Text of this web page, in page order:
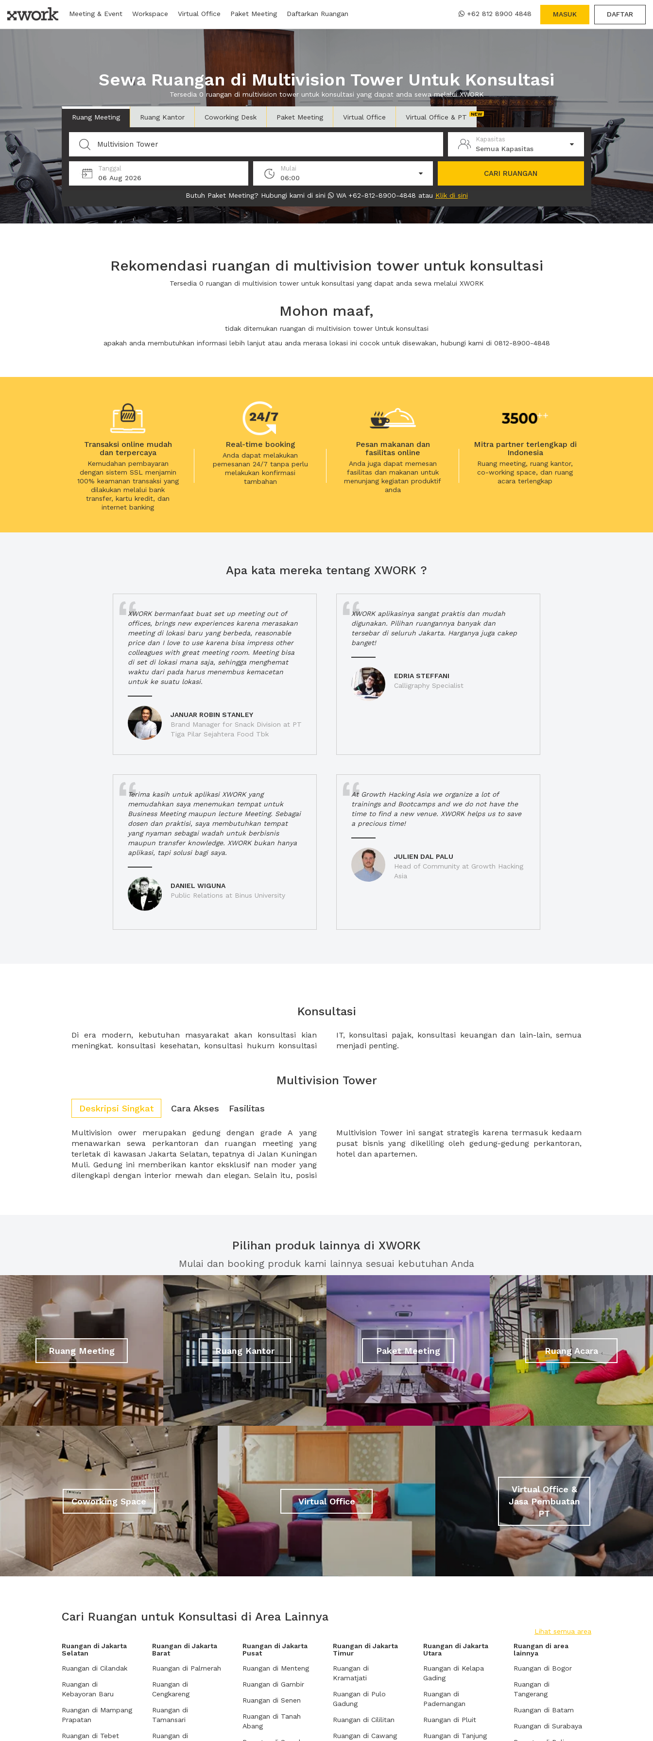
Meeting & Event Workspace Virtual Office Paket Meeting Daftarkan Ruangan +62 812 8900 4848 MASUK DAFTAR
Sewa Ruangan di Multivision Tower Untuk Konsultasi
Tersedia 0 ruangan di multivision tower untuk konsultasi yang dapat anda sewa melalui XWORK
Ruang Meeting Ruang Kantor Coworking Desk Paket Meeting Virtual Office Virtual Office & PT
Kapasitas
Semua Kapasitas
Tanggal
06 Aug 2026
Mulai
06:00
CARI RUANGAN
Butuh Paket Meeting? Hubungi kami di sini WA +62-812-8900-4848 atau Klik di sini
Rekomendasi ruangan di multivision tower untuk konsultasi
Tersedia 0 ruangan di multivision tower untuk konsultasi yang dapat anda sewa melalui XWORK
Mohon maaf,
tidak ditemukan ruangan di multivision tower Untuk konsultasi
apakah anda membutuhkan informasi lebih lanjut atau anda merasa lokasi ini cocok untuk disewakan, hubungi kami di 0812-8900-4848
Transaksi online mudah
dan terpercaya
Kemudahan pembayaran
dengan sistem SSL menjamin
100% keamanan transaksi yang
dilakukan melalui bank
transfer, kartu kredit, dan
internet banking
Real-time booking
Anda dapat melakukan
pemesanan 24/7 tanpa perlu
melakukan konfirmasi
tambahan
Pesan makanan dan
fasilitas online
Anda juga dapat memesan
fasilitas dan makanan untuk
menunjang kegiatan produktif
anda
Mitra partner terlengkap di
Indonesia
Ruang meeting, ruang kantor,
co-working space, dan ruang
acara terlengkap
Apa kata mereka tentang XWORK ?
XWORK bermanfaat buat set up meeting out of
offices, brings new experiences karena merasakan
meeting di lokasi baru yang berbeda, reasonable
price dan I love to use karena bisa impress other
colleagues with great meeting room. Meeting bisa
di set di lokasi mana saja, sehingga menghemat
waktu dari pada harus menembus kemacetan
untuk ke suatu lokasi.
JANUAR ROBIN STANLEY
Brand Manager for Snack Division at PT
Tiga Pilar Sejahtera Food Tbk
XWORK aplikasinya sangat praktis dan mudah
digunakan. Pilihan ruangannya banyak dan
tersebar di seluruh Jakarta. Harganya juga cakep
banget!
EDRIA STEFFANI
Calligraphy Specialist
Terima kasih untuk aplikasi XWORK yang
memudahkan saya menemukan tempat untuk
Business Meeting maupun lecture Meeting. Sebagai
dosen dan praktisi, saya membutuhkan tempat
yang nyaman sebagai wadah untuk berbisnis
maupun transfer knowledge. XWORK bukan hanya
aplikasi, tapi solusi bagi saya.
DANIEL WIGUNA
Public Relations at Binus University
At Growth Hacking Asia we organize a lot of
trainings and Bootcamps and we do not have the
time to find a new venue. XWORK helps us to save
a precious time!
JULIEN DAL PALU
Head of Community at Growth Hacking
Asia
Konsultasi
Di era modern, kebutuhan masyarakat akan konsultasi kian
meningkat. konsultasi kesehatan, konsultasi hukum konsultasi
IT, konsultasi pajak, konsultasi keuangan dan lain-lain, semua
menjadi penting.
Multivision Tower
Deskripsi Singkat Cara Akses Fasilitas
Multivision ower merupakan gedung dengan grade A yang
menawarkan sewa perkantoran dan ruangan meeting yang
terletak di kawasan Jakarta Selatan, tepatnya di Jalan Kuningan
Muli. Gedung ini memberikan kantor eksklusif nan moder yang
dilengkapi dengan interior mewah dan elegan. Selain itu, posisi
Multivision Tower ini sangat strategis karena termasuk kedaam
pusat bisnis yang dikeliling oleh gedung-gedung perkantoran,
hotel dan apartemen.
Pilihan produk lainnya di XWORK
Mulai dan booking produk kami lainnya sesuai kebutuhan Anda
Ruang Meeting Ruang Kantor Paket Meeting Ruang Acara
Coworking Space Virtual Office
Virtual Office &
Jasa Pembuatan
PT
Cari Ruangan untuk Konsultasi di Area Lainnya
Lihat semua area
Ruangan di Jakarta
Selatan
Ruangan di Cilandak
Ruangan di
Kebayoran Baru
Ruangan di Mampang
Prapatan
Ruangan di Tebet
Ruangan di Jakarta
Barat
Ruangan di Palmerah
Ruangan di
Cengkareng
Ruangan di
Tamansari
Ruangan di
Ruangan di Jakarta
Pusat
Ruangan di Menteng
Ruangan di Gambir
Ruangan di Senen
Ruangan di Tanah
Abang
Ruangan di Jakarta
Timur
Ruangan di
Kramatjati
Ruangan di Pulo
Gadung
Ruangan di Cililitan
Ruangan di Cawang
Ruangan di Jakarta
Utara
Ruangan di Kelapa
Gading
Ruangan di
Pademangan
Ruangan di Pluit
Ruangan di Tanjung
Ruangan di area
lainnya
Ruangan di Bogor
Ruangan di
Tangerang
Ruangan di Batam
Ruangan di Surabaya